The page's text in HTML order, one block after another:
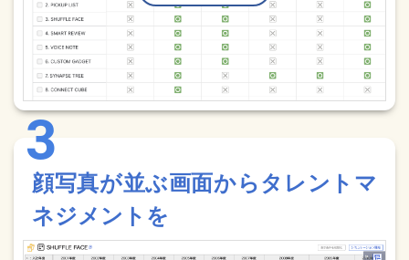
顔写真が並ぶ画面からタレントマ
ネジメントを